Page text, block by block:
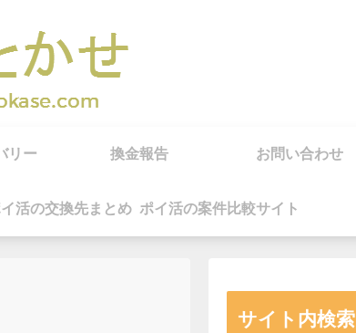
リー 換金報告 お問い合わせ
活の交換先まとめ ポイ活の案件比較サイト
サイト内検索